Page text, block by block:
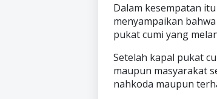
Dalam kesempatan
menyampaikan
pukat cumi yang
Setelah kapal pukat
maupun masyarakat
nahkoda maupun